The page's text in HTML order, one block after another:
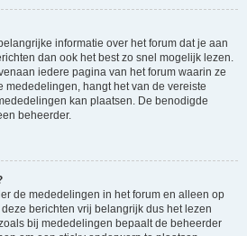
informatie over het forum dat je aan
dan ook het best zo snel mogelijk lezen.
iedere pagina van het forum waarin ze
mededelingen, hangt het van de vereiste
kan plaatsen. De benodigde
beheerder.
de mededelingen in het forum en alleen op
berichten vrij belangrijk dus het lezen
bij mededelingen bepaalt de beheerder